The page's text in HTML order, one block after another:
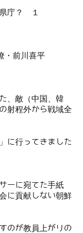
庁？ １
・前川喜平
、敵（中国、韓
射程外から戦域全
に行ってきました
ーに宛てた手紙
に貢献しない朝鮮
のが教員上がりの